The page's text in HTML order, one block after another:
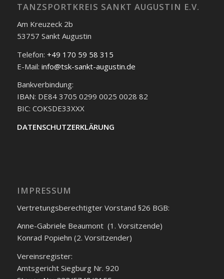
TANZSPORTKREIS SANKT AUGUSTIN E.V.
Am Kreuzeck 2b
53757 Sankt Augustin
Telefon: +49 170 59 58 315
E-Mail: info@tsk-sankt-augustin.de
Bankverbindung:
IBAN: DE84 3705 0299 0025 0028 82
BIC: COKSDE33XXX
DATENSCHUTZERKLÄRUNG
IMPRESSUM
Vertretungsberechtigter Vorstand §26 BGB:
Anne-Gabriele Beaumont (1. Vorsitzende)
Konrad Popiehn (2. Vorsitzender)
Vereinsregister:
Amtsgericht Siegburg Nr. 920